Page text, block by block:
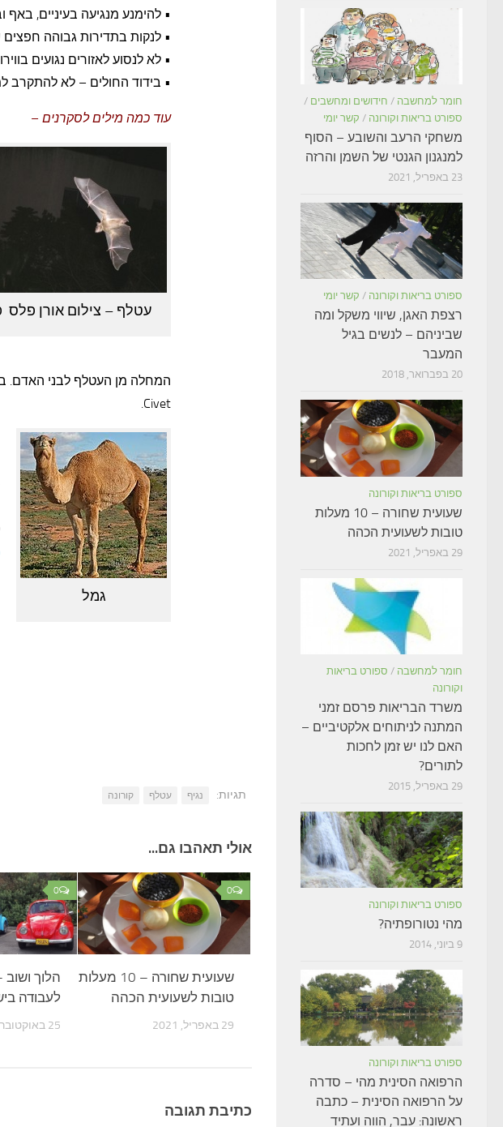
• להימנע מנגיעה בעיניים, באף
• לנקות בתדירות גבוהה
• לא לנסוע לאזורים נגועים
• בידוד החולים – לא
עוד כמה מילים לסקרנים –
עטלף – צילום אורן פלס
המחלה מן העטלף לבני האדם.
Civet.
גמל
תגיות: נגיף עטלף קורונה
אולי תאהבו גם...
0
הלוך
לעבודה
25 באוקטובר, 2018
0
שעועית שחורה – 10 מעלות
טובות לשעועית הכהה
29 באפריל, 2021
כתיבת תגובה
חומר למחשבה / חידושים ומחשבים /
ספורט בריאות וקורונה / קשר יומי
משחקי הרעב והשובע – הסוף
למנגנון הגנטי של השמן והרזה
23 באפריל, 2021
ספורט בריאות וקורונה / קשר יומי
רצפת האגן, שיווי משקל ומה
שביניהם – לנשים בגיל
המעבר
20 בפברואר, 2018
ספורט בריאות וקורונה
שעועית שחורה – 10 מעלות
טובות לשעועית הכהה
29 באפריל, 2021
חומר למחשבה / ספורט בריאות
וקורונה
משרד הבריאות פרסם זמני
המתנה לניתוחים אלקטיביים –
האם לנו יש זמן לחכות
לתורים?
29 באפריל, 2015
ספורט בריאות וקורונה
מהי נטורופתיה?
9 ביוני, 2014
ספורט בריאות וקורונה
הרפואה הסינית מהי – סדרה
על הרפואה הסינית – כתבה
ראשונה: עבר, הווה ועתיד